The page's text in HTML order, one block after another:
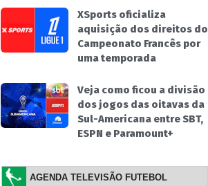
XSports oficializa
aquisição dos direitos do
Campeonato Francês por
uma temporada
Veja como ficou a divisão
dos jogos das oitavas da
Sul-Americana entre SBT,
ESPN e Paramount+